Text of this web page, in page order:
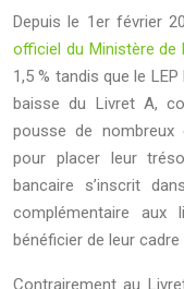
Depuis le 1er février
officiel du Ministère de
1,5 % tandis que le
baisse du Livret A,
pousse de nombreux
pour placer leur
bancaire s’inscrit
complémentaire aux
bénéficier de leur
Contrairement au